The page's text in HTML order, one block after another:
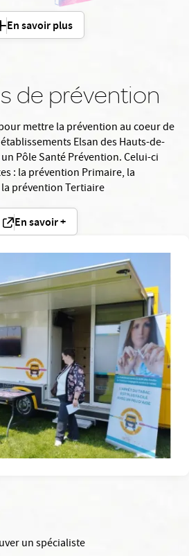
En savoir plus
de prévention
mettre la prévention au coeur de
Elsan des Hauts-de-
Pôle Santé Prévention. Celui-ci
: la prévention Primaire, la
prévention Tertiaire
En savoir +
un spécialiste